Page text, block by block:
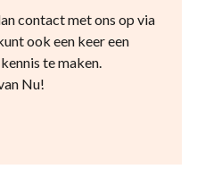
contact met ons op via
ook een keer een
te maken.
Nu!